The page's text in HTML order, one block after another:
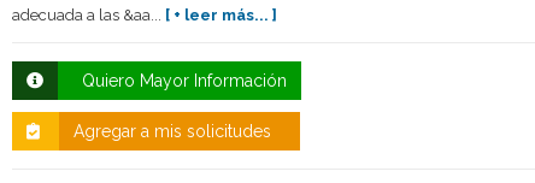
adecuada a las &aa... [ + leer más... ]
Quiero Mayor Información
Agregar a mis solicitudes